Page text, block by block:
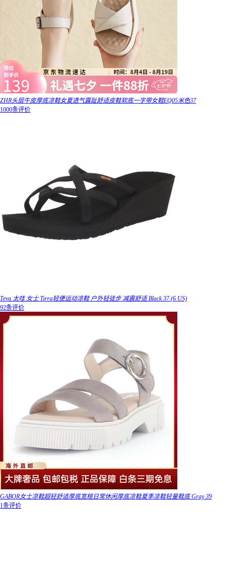
ZHR头层牛皮厚底凉鞋女夏透气露趾舒适皮鞋软底一字带女鞋EQ05米色37
1000条评价
Teva 太哇 女士 Tirra轻便运动凉鞋 户外轻徒步 减震舒适 Black 37 (6 US)
92条评价
GABOR女士凉鞋超轻舒适厚底宽楦日常休闲厚底凉鞋夏季凉鞋轻量鞋底 Gray 39
1条评价